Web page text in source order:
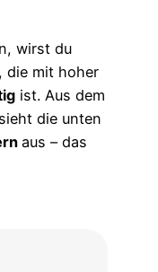
wirst du
die mit hoher
ist. Aus dem
die unten
aus – das